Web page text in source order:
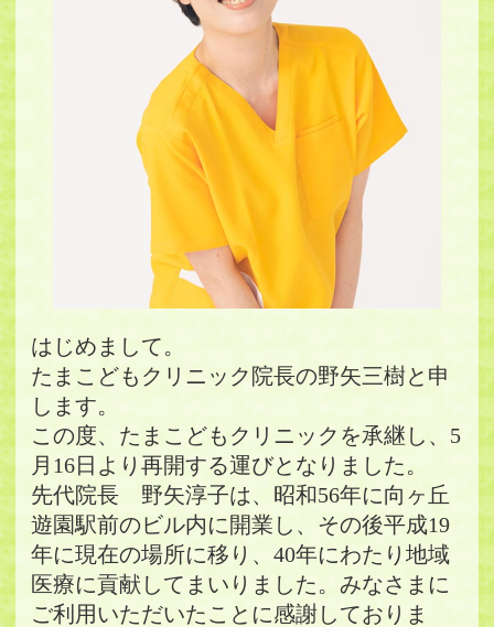
はじめまして。
たまこどもクリニック院長の野矢三樹と申
します。
この度、たまこどもクリニックを承継し、5
月16日より再開する運びとなりました。
先代院長 野矢淳子は、昭和56年に向ヶ丘
遊園駅前のビル内に開業し、その後平成19
年に現在の場所に移り、40年にわたり地域
医療に貢献してまいりました。みなさまに
ご利用いただいたことに感謝しておりま